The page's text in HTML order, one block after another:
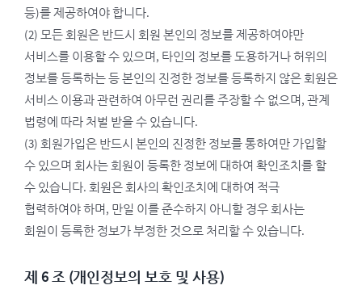
등)를 제공하여야 합니다.
(2) 모든 회원은 반드시 회원 본인의 정보를 제공하여야만
서비스를 이용할 수 있으며, 타인의 정보를 도용하거나 허위의
정보를 등록하는 등 본인의 진정한 정보를 등록하지 않은 회원은
서비스 이용과 관련하여 아무런 권리를 주장할 수 없으며, 관계
법령에 따라 처벌 받을 수 있습니다.
(3) 회원가입은 반드시 본인의 진정한 정보를 통하여만 가입할
수 있으며 회사는 회원이 등록한 정보에 대하여 확인조치를 할
수 있습니다. 회원은 회사의 확인조치에 대하여 적극
협력하여야 하며, 만일 이를 준수하지 아니할 경우 회사는
회원이 등록한 정보가 부정한 것으로 처리할 수 있습니다.
제 6 조 (개인정보의 보호 및 사용)